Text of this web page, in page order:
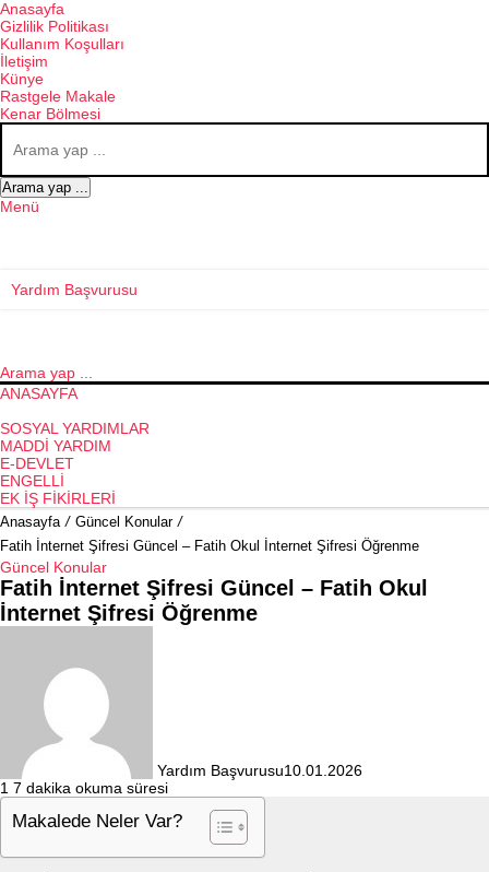
Anasayfa
Gizlilik Politikası
Kullanım Koşulları
İletişim
Künye
Rastgele Makale
Kenar Bölmesi
Arama yap ...
Menü
Yardım Başvurusu
Arama yap ...
ANASAYFA
SOSYAL YARDIMLAR
MADDI YARDIM
E-DEVLET
ENGELLI
EK İŞ FIKIRLERI
Anasayfa / Güncel Konular /
Fatih İnternet Şifresi Güncel – Fatih Okul İnternet Şifresi Öğrenme
Güncel Konular
Fatih İnternet Şifresi Güncel – Fatih Okul
İnternet Şifresi Öğrenme
Yardım Başvurusu10.01.2026
1 7 dakika okuma süresi
Makalede Neler Var?